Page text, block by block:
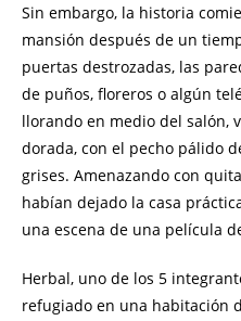
Sin embargo, la historia
mansión después de un
puertas destrozadas, las
de puños, floreros o algún
llorando en medio del salón,
dorada, con el pecho pálido
grises. Amenazando con
habían dejado la casa
una escena de una película
Herbal, uno de los 5
refugiado en una habitación